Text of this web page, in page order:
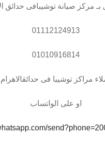
بـ مركز صيانة توشيبافى حدائق
01112124913
01010916814
مراكز توشيبا فى
او على الواتساب